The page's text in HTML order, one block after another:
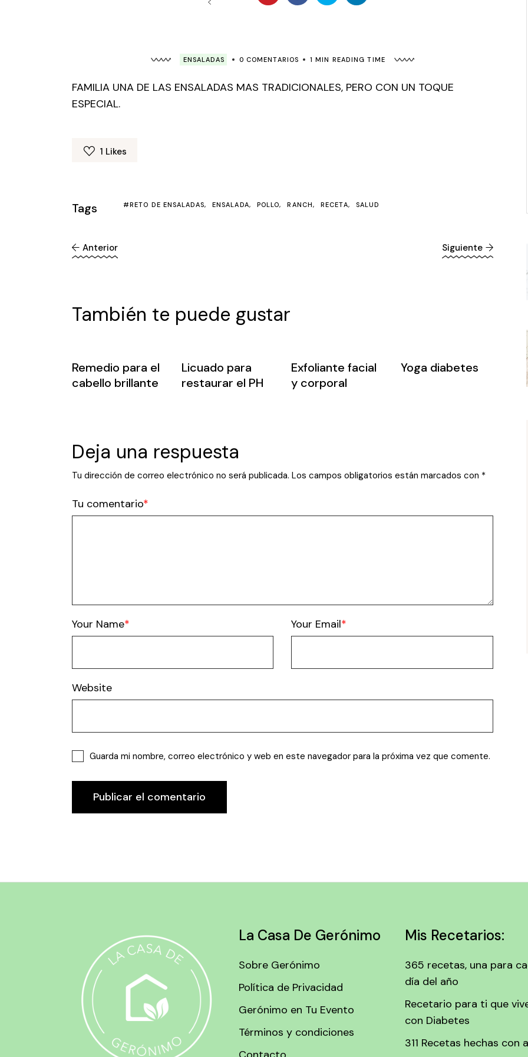
ENSALADAS 0 COMENTARIOS 1 MIN READING TIME
FAMILIA UNA DE LAS ENSALADAS MAS TRADICIONALES, PERO CON UN TOQUE
ESPECIAL.
1 Likes
Tags #RETO DE ENSALADAS ENSALADA POLLO RANCH RECETA SALUD
Anterior Siguiente
También te puede gustar
Remedio para el
cabello brillante
Licuado para
restaurar el PH
Exfoliante facial
y corporal
Yoga diabetes
Deja una respuesta
Tu dirección de correo electrónico no será publicada. Los campos obligatorios están marcados con *
Tu comentario
Your Name Your Email
Website
Guarda mi nombre, correo electrónico y web en este navegador para la próxima vez que comente.
Publicar el comentario
La Casa De Gerónimo
Sobre Gerónimo
Política de Privacidad
Gerónimo en Tu Evento
Términos y condiciones
Mis Recetarios:
365 recetas, una para
día del año
Recetario para ti que
con Diabetes
311 Recetas hechas con